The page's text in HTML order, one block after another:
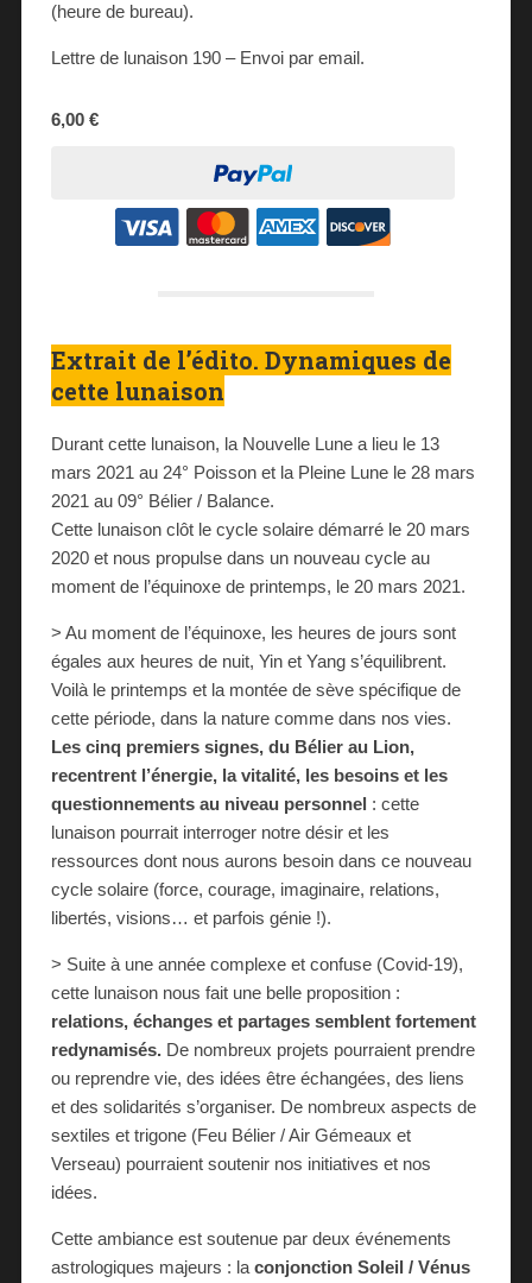
(heure de bureau).
Lettre de lunaison 190 – Envoi par email.
6,00 €
Extrait de l’édito. Dynamiques de
cette lunaison
Durant cette lunaison, la Nouvelle Lune a lieu le 13
mars 2021 au 24° Poisson et la Pleine Lune le 28 mars
2021 au 09° Bélier / Balance.
Cette lunaison clôt le cycle solaire démarré le 20 mars
2020 et nous propulse dans un nouveau cycle au
moment de l’équinoxe de printemps, le 20 mars 2021.
> Au moment de l’équinoxe, les heures de jours sont
égales aux heures de nuit, Yin et Yang s’équilibrent.
Voilà le printemps et la montée de sève spécifique de
cette période, dans la nature comme dans nos vies.
Les cinq premiers signes, du Bélier au Lion,
recentrent l’énergie, la vitalité, les besoins et les
questionnements au niveau personnel : cette
lunaison pourrait interroger notre désir et les
ressources dont nous aurons besoin dans ce nouveau
cycle solaire (force, courage, imaginaire, relations,
libertés, visions… et parfois génie !).
> Suite à une année complexe et confuse (Covid-19),
cette lunaison nous fait une belle proposition :
relations, échanges et partages semblent fortement
redynamisés.De nombreux projets pourraient prendre
ou reprendre vie, des idées être échangées, des liens
et des solidarités s’organiser. De nombreux aspects de
sextiles et trigone (Feu Bélier / Air Gémeaux et
Verseau) pourraient soutenir nos initiatives et nos
idées.
Cette ambiance est soutenue par deux événements
astrologiques majeurs : la conjonction Soleil / Vénus